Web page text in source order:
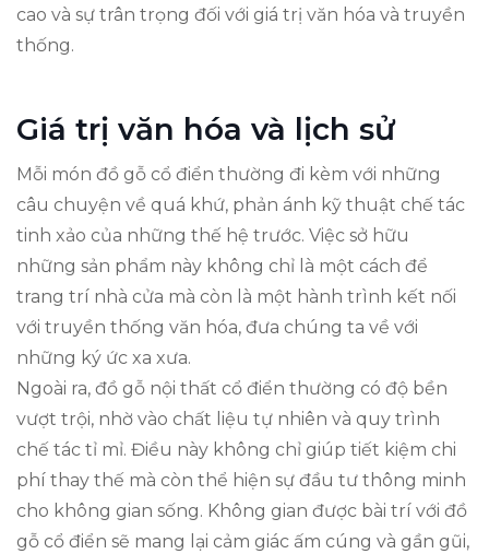
cao và sự trân trọng đối với giá trị văn hóa và truyền
thống.
Giá trị văn hóa và lịch sử
Mỗi món đồ gỗ cổ điển thường đi kèm với những
câu chuyện về quá khứ, phản ánh kỹ thuật chế tác
tinh xảo của những thế hệ trước. Việc sở hữu
những sản phẩm này không chỉ là một cách để
trang trí nhà cửa mà còn là một hành trình kết nối
với truyền thống văn hóa, đưa chúng ta về với
những ký ức xa xưa.
Ngoài ra, đồ gỗ nội thất cổ điển thường có độ bền
vượt trội, nhờ vào chất liệu tự nhiên và quy trình
chế tác tỉ mỉ. Điều này không chỉ giúp tiết kiệm chi
phí thay thế mà còn thể hiện sự đầu tư thông minh
cho không gian sống. Không gian được bài trí với đồ
gỗ cổ điển sẽ mang lại cảm giác ấm cúng và gần gũi,